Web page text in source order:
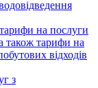
на послуги
також тарифи на
відходів
з